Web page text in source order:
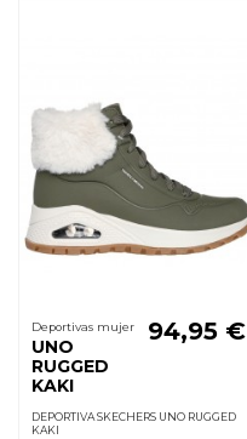
Deportivas mujer
UNO
RUGGED
KAKI
94,95 €
DEPORTIVA SKECHERS UNO RUGGED
KAKI